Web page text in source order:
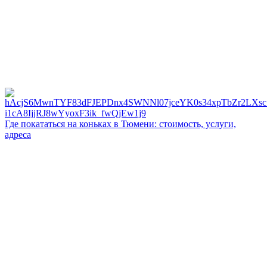
Где покататься на коньках в Тюмени: стоимость, услуги,
адреса